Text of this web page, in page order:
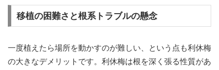
移植の困難さと根系トラブルの懸念
一度植えたら場所を動かすのが難しい、という点も利休梅
の大きなデメリットです。利休梅は根を深く張る性質があ